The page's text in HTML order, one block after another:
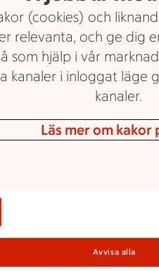
(cookies) och
relevanta, och ge dig
som hjälp i vår
kanaler i inloggat läge
kanaler.
Läs mer om kakor
Avvisa alla